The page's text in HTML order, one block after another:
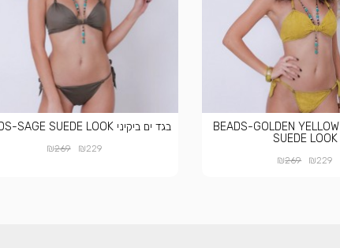
בגד ים ביקיני BEADS-GOLDEN YELLOW
SUEDE LOOK
₪229
₪269
בגד ים ביקיני BEADS-SAGE SUEDE LOOK
₪229
₪269